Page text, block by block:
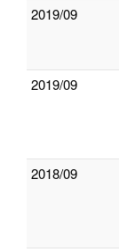
2019/09
2019/09
2018/09